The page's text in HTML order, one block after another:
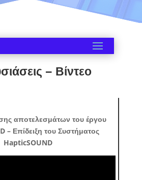
– Βίντεο
αποτελεσμάτων του έργου
– Επίδειξη του Συστήματος
HapticSOUND